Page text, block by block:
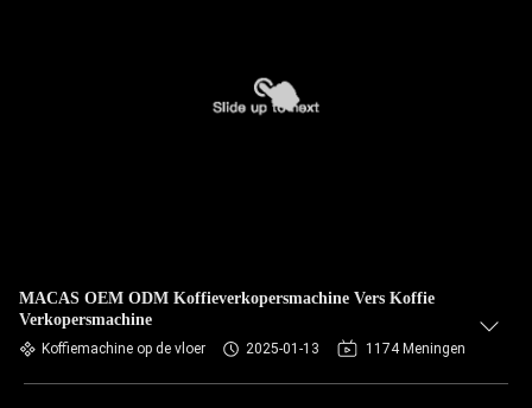
MACAS OEM ODM Koffieverkopersmachine Vers Koffie
Verkopersmachine
Koffiemachine op de vloer 2025-01-13 1174 Meningen